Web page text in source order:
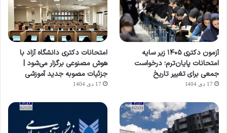
آزمون دکتری ۱۴۰۵ زیر سایه
امتحانات پایان‌ترم؛ درخواست
جمعی برای تغییر تاریخ
17 دی 1404
امتحانات دکتری دانشگاه آزاد با
هوش مصنوعی برگزار می‌شود |
جزئیات مصوبه جدید آموزشی
17 دی 1404